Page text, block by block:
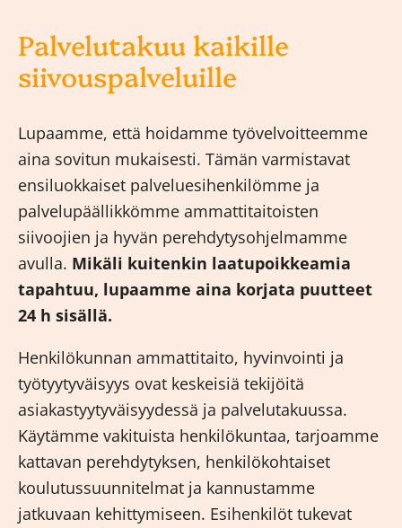
Palvelutakuu kaikille
siivouspalveluille
Lupaamme, että hoidamme työvelvoitteemme
aina sovitun mukaisesti. Tämän varmistavat
ensiluokkaiset palveluesihenkilömme ja
palvelupäällikkömme ammattitaitoisten
siivoojien ja hyvän perehdytysohjelmamme
avulla. Mikäli kuitenkin laatupoikkeamia
tapahtuu, lupaamme aina korjata puutteet
24 h sisällä.
Henkilökunnan ammattitaito, hyvinvointi ja
työtyytyväisyys ovat keskeisiä tekijöitä
asiakastyytyväisyydessä ja palvelutakuussa.
Käytämme vakituista henkilökuntaa, tarjoamme
kattavan perehdytyksen, henkilökohtaiset
koulutussuunnitelmat ja kannustamme
jatkuvaan kehittymiseen. Esihenkilöt tukevat